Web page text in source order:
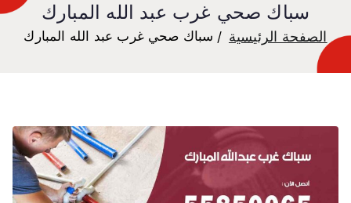
سباك صحي غرب عبد الله المبارك
الصفحة الرئيسية سباك صحي غرب عبد الله المبارك